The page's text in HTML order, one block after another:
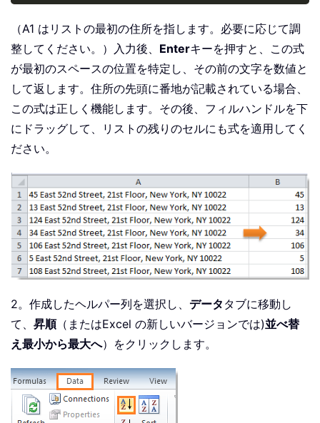
（A1 はリストの最初の住所を指します。必要に応じて調
整してください。）入力後、 Enterキーを押すと、この式
が最初のスペースの位置を特定し、その前の文字を数値と
して返します。住所の先頭に番地が記載されている場合、
この式は正しく機能します。その後、フィルハンドルを下
にドラッグして、リストの残りのセルにも式を適用してく
ださい。
2。作成したヘルパー列を選択し、 データ タブに移動し
て、 昇順（またはExcel の新しいバージョンでは)並べ替
え最小から最大へ）をクリックします。